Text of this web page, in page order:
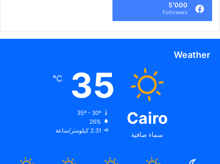
5٬000
Followers
Weather
Cairo
سماء صافية
35
℃
35º - 30º
26%
2.31 كيلومتر/ساعة